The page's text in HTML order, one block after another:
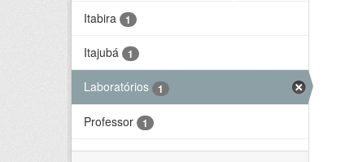
Itabira 1
Itajubá 1
Laboratórios 1
Professor 1